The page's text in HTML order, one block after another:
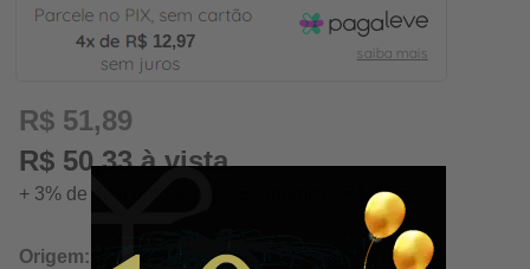
12,97
R$ 51,89
R$ 50,33 à vista
+ 3% de desconto à vista. Economize: R$ 1,56
Origem: Montes Claros / Minas Gerais